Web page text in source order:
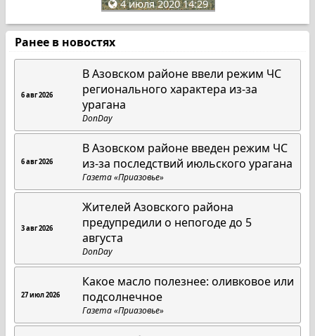
4 июля 2020 14:29
Ранее в новостях
6 авг 2026
В Азовском районе ввели режим ЧС
регионального характера из-за
урагана
DonDay
6 авг 2026
В Азовском районе введен режим ЧС
из-за последствий июльского урагана
Газета «Приазовье»
3 авг 2026
Жителей Азовского района
предупредили о непогоде до 5
августа
DonDay
27 июл 2026
Какое масло полезнее: оливковое или
подсолнечное
Газета «Приазовье»